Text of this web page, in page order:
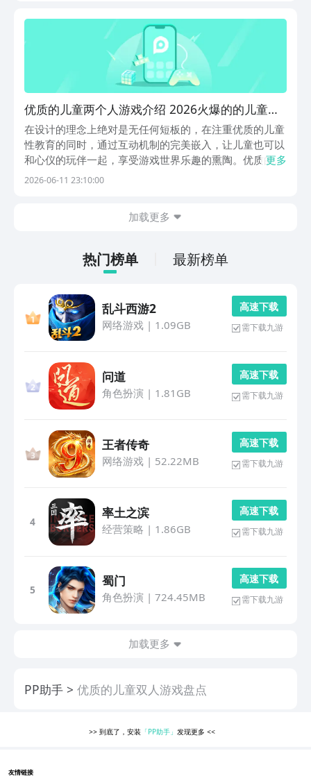
优质的儿童两个人游戏介绍 2026火爆的的儿童双
人游戏有哪几款
在设计的理念上绝对是无任何短板的，在注重优质的儿童
性教育的同时，通过互动机制的完美嵌入，让儿童也可以
和心仪的玩伴一起，享受游戏世界乐趣的熏陶。优质的儿
童双人游戏盘点。下载玩精品双人儿童游戏精选九游平
更多
2026-06-11 23:10:00
加载更多
热门榜单 最新榜单
乱斗西游2
网络游戏| 1.09GB
高 速 下 载
需下载九游
问道
角色扮演 | 1.81GB
高 速 下 载
需下载九游
王者传奇
网络游戏| 52.22MB
高 速 下 载
需下载九游
4
率土之滨
经营策略 | 1.86GB
高 速 下 载
需下载九游
5
蜀门
角色扮演 | 724.45MB
高 速 下 载
需下载九游
加载更多
PP助手 优质的儿童双人游戏盘点
>> 到底了，安装 「PP助手」 发现更多<<
友情链接